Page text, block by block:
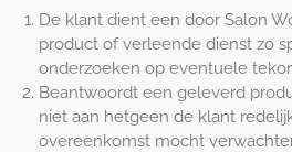
De klant dient een door Salon
product of verleende dienst zo
onderzoeken op eventuele
Beantwoordt een geleverd
niet aan hetgeen de klant
overeenkomst mocht